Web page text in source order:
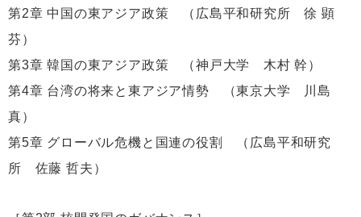
第2章 中国の東アジア政策 （広島平和研究所 徐 顕
芬）
第3章 韓国の東アジア政策 （神戸大学 木村 幹）
第4章 台湾の将来と東アジア情勢 （東京大学 川島
真）
第5章 グローバル危機と国連の役割 （広島平和研究
所 佐藤 哲夫）